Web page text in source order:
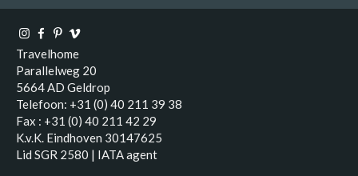
Travelhome
Parallelweg 20
5664 AD Geldrop
Telefoon: +31 (0) 40 211 39 38
Fax : +31 (0) 40 211 42 29
K.v.K. Eindhoven 30147625
Lid SGR 2580 | IATA agent